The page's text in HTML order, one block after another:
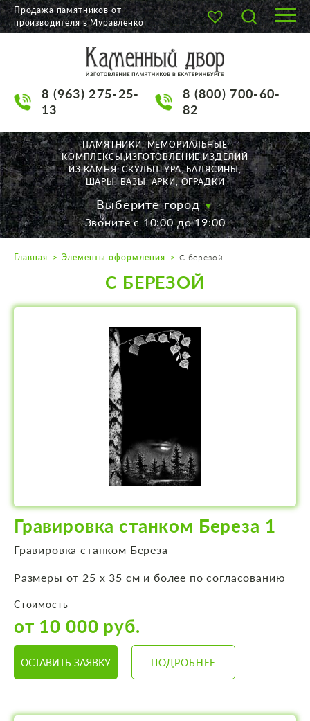
О КОМПАНИИ
НАШИ РАБОТЫ
АКЦИИ
ДОСТАВКА
КОНТАКТЫ
K2532513@yandex.ru
Пн. — Пт. с 10:00 до 19:00
Воскресенье по договор.
Продажа памятников от
производителя в Муравленко
8 (963) 275-25-
13
8 (800) 700-60-
82
ПАМЯТНИКИ, МЕМОРИАЛЬНЫЕ
КОМПЛЕКСЫ,ИЗГОТОВЛЕНИЕ ИЗДЕЛИЙ
ИЗ КАМНЯ: СКУЛЬПТУРА, БАЛЯСИНЫ,
ШАРЫ, ВАЗЫ, АРКИ, ОГРАДКИ
Выберите город
Звоните с 10:00 до 19:00
Главная Элементы оформления С березой
С БЕРЕЗОЙ
Гравировка станком Береза 1
Гравировка станком Береза
Размеры от 25 х 35 см и более по согласованию
Стоимость
от 10 000 руб.
ОСТАВИТЬ ЗАЯВКУ ПОДРОБНЕЕ